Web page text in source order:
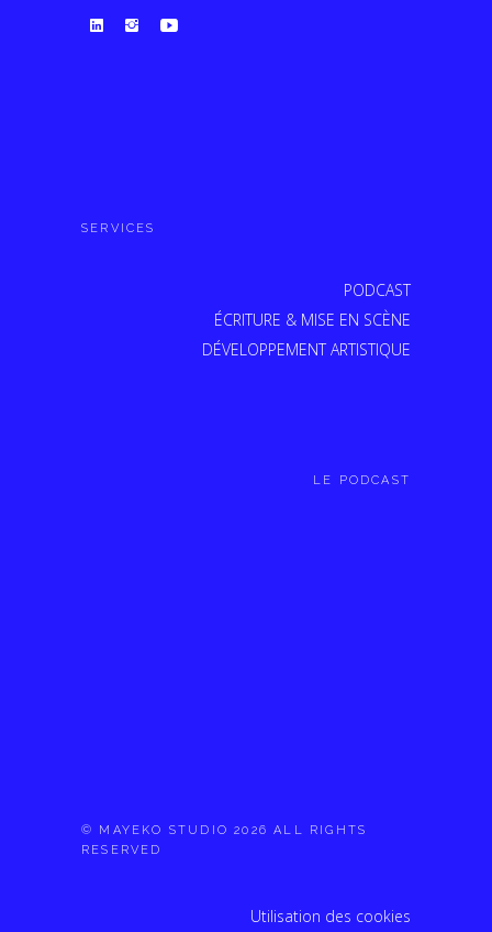
SERVICES
PODCAST
ÉCRITURE & MISE EN SCÈNE
DÉVELOPPEMENT ARTISTIQUE
LE PODCAST
© MAYEKO STUDIO 2026 ALL RIGHTS
RESERVED
Utilisation des cookies